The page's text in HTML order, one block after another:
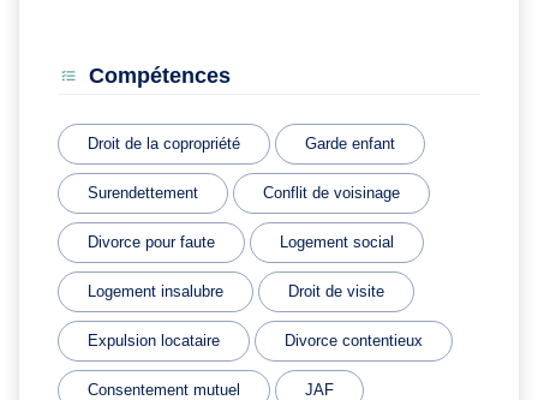
Compétences
Droit de la copropriété Garde enfant
Surendettement Conflit de voisinage
Divorce pour faute Logement social
Logement insalubre Droit de visite
Expulsion locataire Divorce contentieux
Consentement mutuel JAF